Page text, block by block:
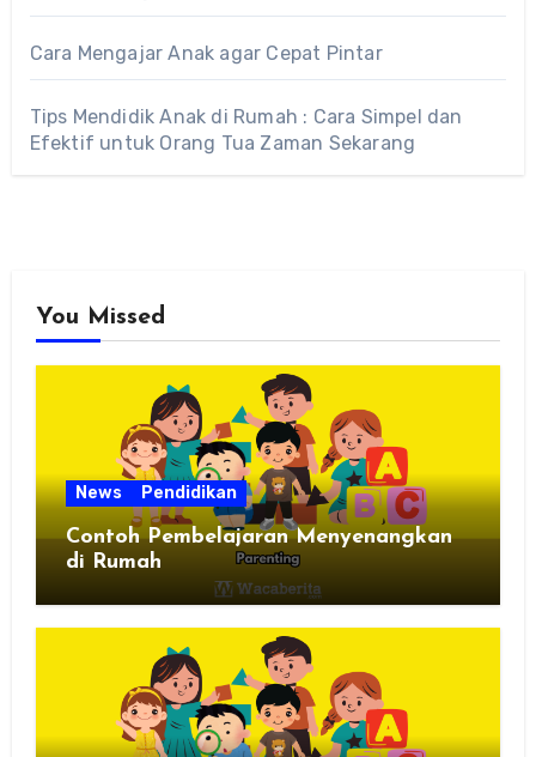
Cara Mengajar Anak agar Cepat Pintar
Tips Mendidik Anak di Rumah : Cara Simpel dan
Efektif untuk Orang Tua Zaman Sekarang
You Missed
News Pendidikan
Contoh Pembelajaran Menyenangkan
di Rumah